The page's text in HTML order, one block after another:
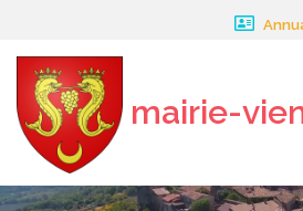
mairie-
Panneau de gestion des cookies